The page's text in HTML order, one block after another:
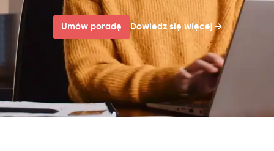
Umów poradę Dowiedz się więcej →